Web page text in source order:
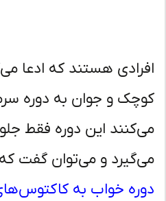
هستند که ادعا
و جوان به دوره سرما
این دوره فقط جلوی
و می‌توان گفت که
خواب به کاکتوس‌های